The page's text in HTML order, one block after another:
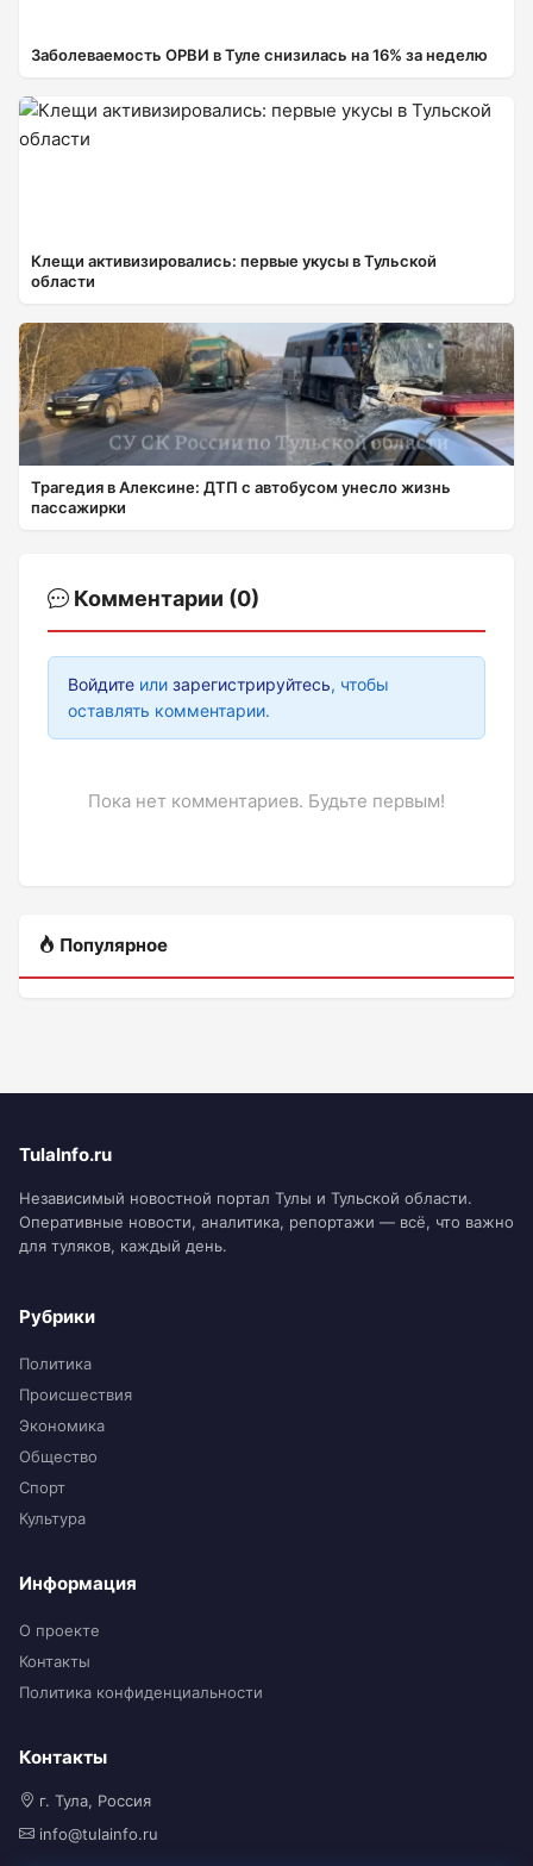
Заболеваемость ОРВИ в Туле снизилась на 16% за неделю
Клещи активизировались: первые укусы в Тульской
области
Трагедия в Алексине: ДТП с автобусом унесло жизнь
пассажирки
Комментарии (0)
Войдите или зарегистрируйтесь, чтобы
оставлять комментарии.
Пока нет комментариев. Будьте первым!
Популярное
TulaInfo.ru
Независимый новостной портал Тулы и Тульской области.
Оперативные новости, аналитика, репортажи — всё, что важно
для туляков, каждый день.
Рубрики
Политика
Происшествия
Экономика
Общество
Спорт
Культура
Информация
О проекте
Контакты
Политика конфиденциальности
Контакты
г. Тула, Россия
info@tulainfo.ru